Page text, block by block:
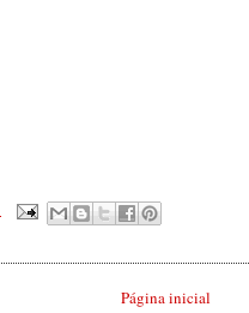
Página inicial